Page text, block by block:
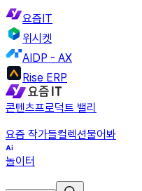
요즘IT
위시켓
AIDP - AX
Rise ERP
콘텐츠프로덕트 밸리
요즘 작가들컬렉션물어봐
놀이터